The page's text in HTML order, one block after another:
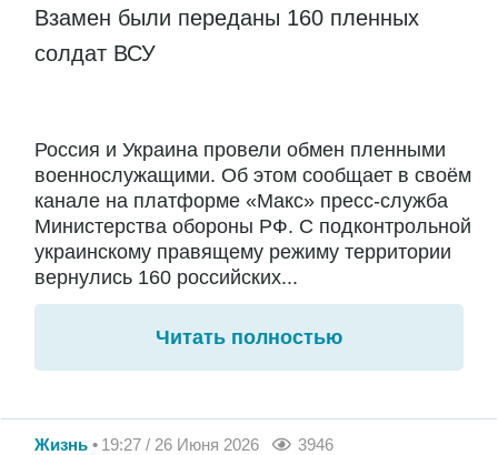
Взамен были переданы 160 пленных
солдат ВСУ
Россия и Украина провели обмен пленными
военнослужащими. Об этом сообщает в своём
канале на платформе «Макс» пресс-служба
Министерства обороны РФ. С подконтрольной
украинскому правящему режиму территории
вернулись 160 российских...
Читать полностью
Жизнь 19:27 / 26 Июня 2026 3946